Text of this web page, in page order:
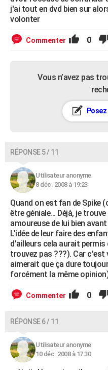
j'ai tout en dvd bien sur
volonter
Commenter 0
Vous n’avez pas
RÉPONSE 5 / 11
Utilisateur anonyme
8 déc. 2008 à 19:23
Quand on est fan de Spike
être géniale... Déjà, je
amoureuse de lui bien
L'idée de leur faire des
d'ailleurs cela aurait
trouvez pas ???). Car c'est
aimerait que ça dure
forcément la même
Commenter 0
RÉPONSE 6 / 11
Utilisateur anonyme
10 déc. 2008 à 17:30